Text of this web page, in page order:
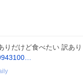
りだけど食べたい 訳あり